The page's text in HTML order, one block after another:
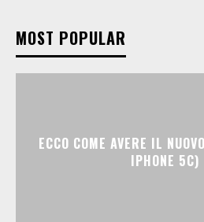
MOST POPULAR
ECCO COME AVERE IL
IPHONE 5C)